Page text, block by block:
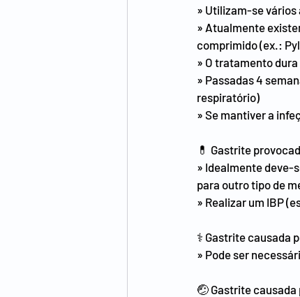
» Utilizam-se vários
» Atualmente
comprimido (ex.:
» O tratamento dura
» Passadas 4
respiratório)
» Se mantiver a
💊​ Gastrite
» Idealmente deve-
para outro tipo de
» Realizar um IBP
​⚕️​ Gastrite causada
» Pode ser
🤕​ Gastrite